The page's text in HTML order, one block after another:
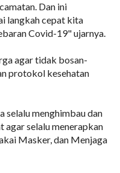
Dan ini
langkah cepat kita
Covid-19" ujarnya.
agar tidak bosan-
protokol kesehatan
selalu menghimbau dan
agar selalu menerapkan
Masker, dan Menjaga